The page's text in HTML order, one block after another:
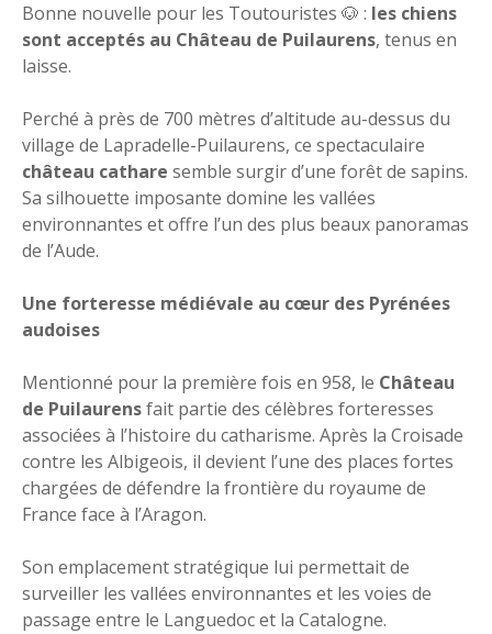
Bonne nouvelle pour les Toutouristes 🐶 : les chiens
sont acceptés au Château de Puilaurens, tenus en
laisse.
Perché à près de 700 mètres d’altitude au-dessus du
village de Lapradelle-Puilaurens, ce spectaculaire
château cathare semble surgir d’une forêt de sapins.
Sa silhouette imposante domine les vallées
environnantes et offre l’un des plus beaux panoramas
de l’Aude.
Une forteresse médiévale au cœur des Pyrénées
audoises
Mentionné pour la première fois en 958, le Château
de Puilaurensfait partie des célèbres forteresses
associées à l’histoire du catharisme. Après la Croisade
contre les Albigeois, il devient l’une des places fortes
chargées de défendre la frontière du royaume de
France face à l’Aragon.
Son emplacement stratégique lui permettait de
surveiller les vallées environnantes et les voies de
passage entre le Languedoc et la Catalogne.